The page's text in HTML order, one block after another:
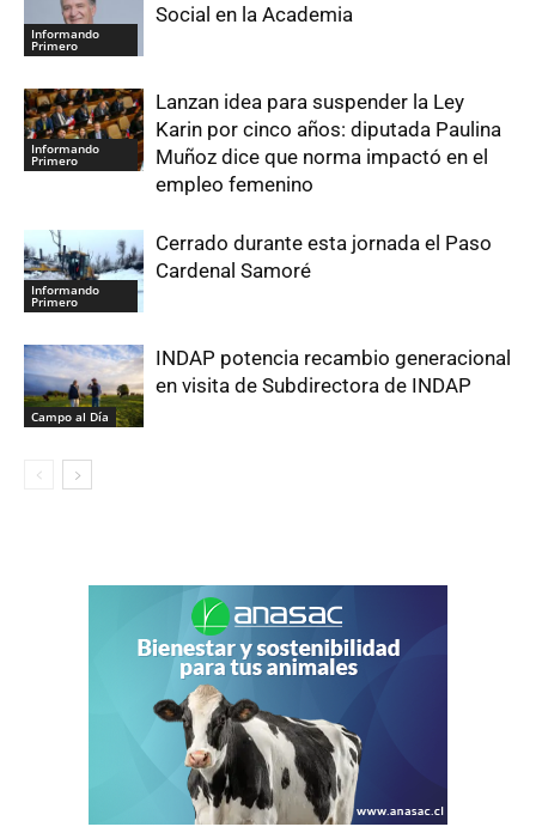
Informando
Primero
Social en la Academia
Informando
Primero
Lanzan idea para suspender la Ley
Karin por cinco años: diputada Paulina
Muñoz dice que norma impactó en el
empleo femenino
Informando
Primero
Cerrado durante esta jornada el Paso
Cardenal Samoré
Campo al Día
INDAP potencia recambio generacional
en visita de Subdirectora de INDAP